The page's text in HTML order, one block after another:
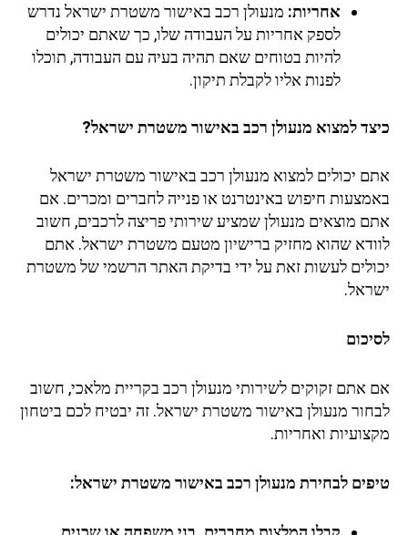
אחריות:מנעולן רכב באישור משטרת ישראל נדרש
לספק אחריות על העבודה שלו, כך שאתם יכולים
להיות בטוחים שאם תהיה בעיה עם העבודה, תוכלו
לפנות אליו לקבלת תיקון.
למצוא מנעולן רכב באישור משטרת ישראל?
יכולים למצוא מנעולן רכב באישור משטרת ישראל
חיפוש באינטרנט או פנייה לחברים ומכרים. אם
מוצאים מנעולן שמציע שירותי פריצה לרכבים, חשוב
שהוא מחזיק ברישיון מטעם משטרת ישראל. אתם
לעשות זאת על ידי בדיקת האתר הרשמי של משטרת
אתם זקוקים לשירותי מנעולן רכב בקריית מלאכי, חשוב
מנעולן באישור משטרת ישראל. זה יבטיח לכם ביטחון
ואחריות.
לבחירת מנעולן רכב באישור משטרת ישראל: